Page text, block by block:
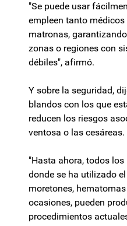
"Se puede usar
empleen tanto
matronas,
zonas o regiones con
débiles", afirmó.
Y sobre la seguridad,
blandos con los que
reducen los riesgos
ventosa o las cesáreas.
"Hasta ahora, todos
donde se ha utilizado
moretones,
ocasiones, pueden
procedimientos